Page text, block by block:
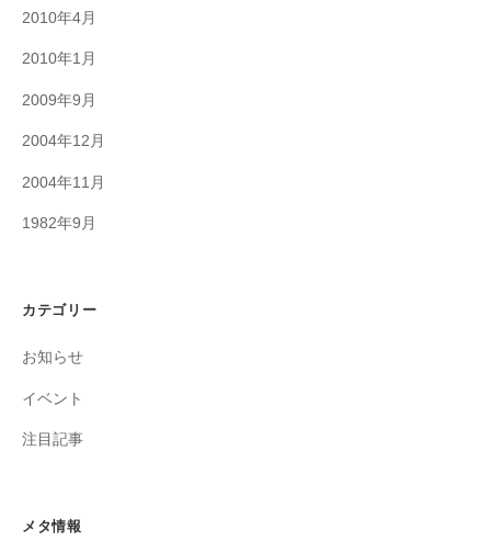
2010年4月
2010年1月
2009年9月
2004年12月
2004年11月
1982年9月
カテゴリー
お知らせ
イベント
注目記事
メタ情報